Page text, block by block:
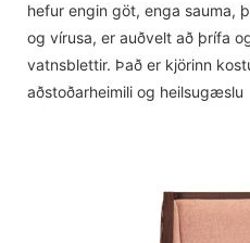
hefur engin göt, enga sauma,
og vírusa, er auðvelt að þrífa
vatnsblettir. Það er kjörinn
aðstoðarheimili og heilsugæslu